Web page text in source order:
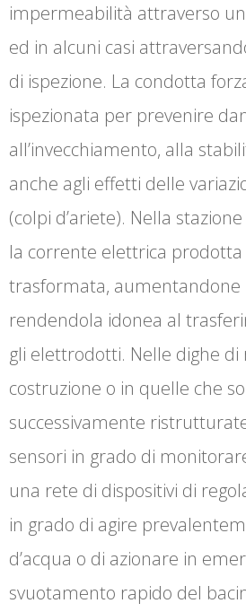
impermeabilità attraverso
ed in alcuni casi
di ispezione. La condotta
ispezionata per prevenire
all’invecchiamento, alla
anche agli effetti delle
(colpi d’ariete). Nella
la corrente elettrica prodotta
trasformata, aumentandone
rendendola idonea al
gli elettrodotti. Nelle dighe di
costruzione o in quelle che
successivamente
sensori in grado di
una rete di dispositivi di
in grado di agire
d’acqua o di azionare in
svuotamento rapido del